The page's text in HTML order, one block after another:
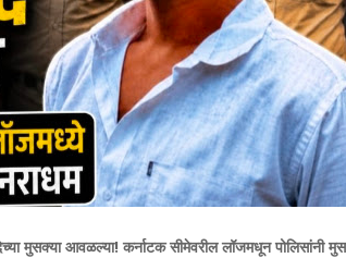
मुसक्या आवळल्या! कर्नाटक सीमेवरील लॉजमधून पोलिसांनी